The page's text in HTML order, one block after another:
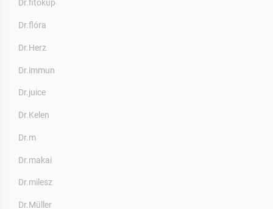
Dr.fitokup
Dr.flóra
Dr.Herz
Dr.immun
Dr.juice
Dr.Kelen
Dr.m
Dr.makai
Dr.milesz
Dr.Müller